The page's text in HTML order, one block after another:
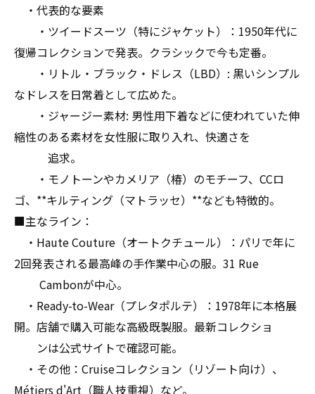
・代表的な要素
・ツイードスーツ（特にジャケット）：1950年代に
復帰コレクションで発表。クラシックで今も定番。
・リトル・ブラック・ドレス（LBD）: 黒いシンプル
なドレスを日常着として広めた。
・ジャージー素材: 男性用下着などに使われていた伸
縮性のある素材を女性服に取り入れ、快適さを
追求。
・モノトーンやカメリア（椿）のモチーフ、CCロ
ゴ、**キルティング（マトラッセ）**なども特徴的。
■主なライン：
・Haute Couture（オートクチュール）：パリで年に
2回発表される最高峰の手作業中心の服。31 Rue
Cambonが中心。
・Ready-to-Wear（プレタポルテ）：1978年に本格展
開。店舗で購入可能な高級既製服。最新コレクショ
ンは公式サイトで確認可能。
・その他：Cruiseコレクション（リゾート向け）、
Métiers d'Art（職人技重視）など。